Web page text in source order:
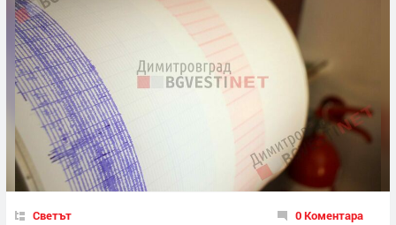
Светът 0 Коментара